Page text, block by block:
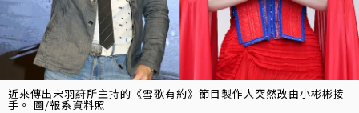
近來傳出宋羽葤所主持的《雪歌有約》節目製作人突然改由小彬彬接
手。 圖/報系資料照